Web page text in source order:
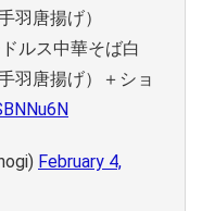
唐揚げ）
ルス中華そば白
羽唐揚げ）＋ショ
February 4,